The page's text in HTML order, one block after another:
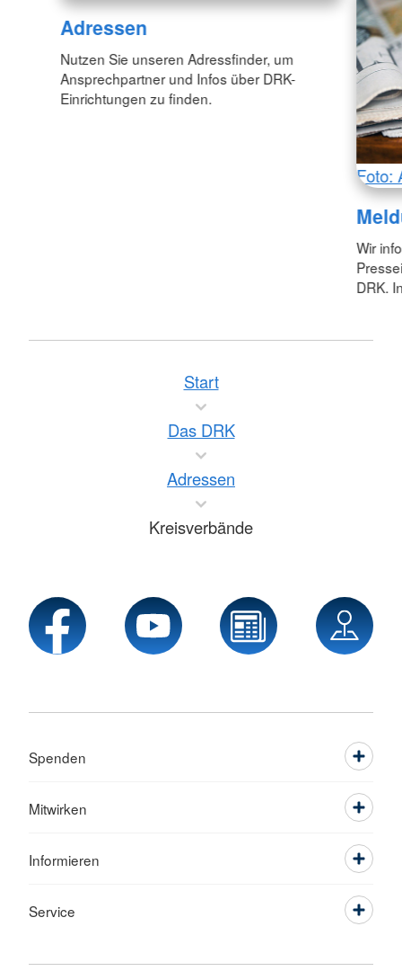
Adressen
Nutzen Sie unseren Adressfinder, um
Ansprechpartner und Infos über DRK-
Einrichtungen zu finden.
Foto:
Wir
DRK.
Start
Das DRK
Adressen
Kreisverbände
Spenden
Mitwirken
Informieren
Service